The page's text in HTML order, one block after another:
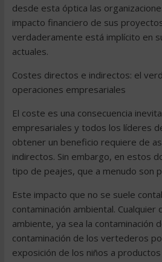
desde esta óptica las
impacto financiero de sus
verdaderamente está implícito en
actuales.
Costes directos e indirectos: el
operaciones empresariales
El coste es una consecuencia
empresariales y todos los líderes
obtener un beneficio requiere de
indirectos. Sin embargo, en estos
tipo de peajes, que a menudo son
Este impacto que no se suele
contaminación ambiental. Cualquier
ambiente, ya sea la contaminación
contaminación de los vertederos
exposición de los niños a